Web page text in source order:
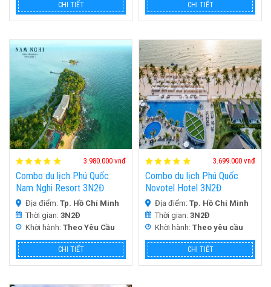
CHI TIẾT CHI TIẾT
3.980.000 vnđ
Combo du lịch Phú Quốc
Nam Nghi Resort 3N2Đ
Địa điểm: Tp. Hồ Chí Minh
Thời gian: 3N2Đ
Khời hành: Theo Yêu Cầu
CHI TIẾT
3.699.000 vnđ
Combo du lịch Phú Quốc
Novotel Hotel 3N2Đ
Địa điểm: Tp. Hồ Chí Minh
Thời gian: 3N2Đ
Khời hành: Theo yêu cầu
CHI TIẾT